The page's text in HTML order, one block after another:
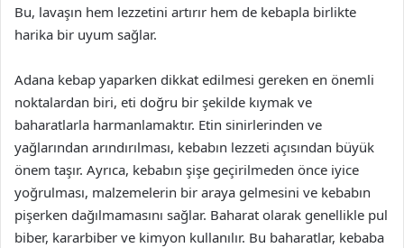
Bu, lavaşın hem lezzetini artırır hem de kebapla birlikte
harika bir uyum sağlar.
Adana kebap yaparken dikkat edilmesi gereken en önemli
noktalardan biri, eti doğru bir şekilde kıymak ve
baharatlarla harmanlamaktır. Etin sinirlerinden ve
yağlarından arındırılması, kebabın lezzeti açısından büyük
önem taşır. Ayrıca, kebabın şişe geçirilmeden önce iyice
yoğrulması, malzemelerin bir araya gelmesini ve kebabın
pişerken dağılmamasını sağlar. Baharat olarak genellikle pul
biber, kararbiber ve kimyon kullanılır. Bu baharatlar, kebaba